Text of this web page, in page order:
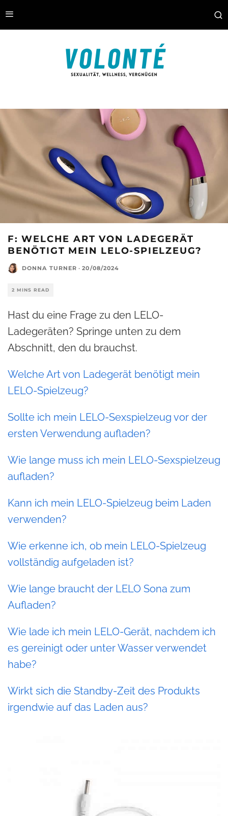
F: WELCHE ART VON LADEGERÄT
BENÖTIGT MEIN LELO-SPIELZEUG?
DONNA TURNER · 20/08/2024
2 MINS READ
Hast du eine Frage zu den LELO-
Ladegeräten? Springe unten zu dem
Abschnitt, den du brauchst.
Welche Art von Ladegerät benötigt mein
LELO-Spielzeug?
Sollte ich mein LELO-Sexspielzeug vor der
ersten Verwendung aufladen?
Wie lange muss ich mein LELO-Sexspielzeug
aufladen?
Kann ich mein LELO-Spielzeug beim Laden
verwenden?
Wie erkenne ich, ob mein LELO-Spielzeug
vollständig aufgeladen ist?
Wie lange braucht der LELO Sona zum
Aufladen?
Wie lade ich mein LELO-Gerät, nachdem ich
es gereinigt oder unter Wasser verwendet
habe?
Wirkt sich die Standby-Zeit des Produkts
irgendwie auf das Laden aus?